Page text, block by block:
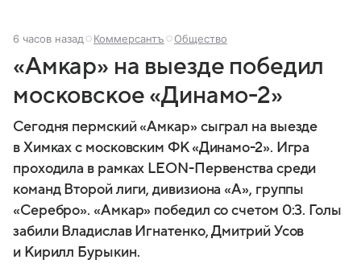
6 часов назад Коммерсантъ Общество
«Амкар» на выезде победил
московское «Динамо-2»
Сегодня пермский «Амкар» сыграл на выезде
в Химках с московским ФК «Динамо-2». Игра
проходила в рамках LEON-Первенства среди
команд Второй лиги, дивизиона «А», группы
«Серебро». «Амкар» победил со счетом 0:3. Голы
забили Владислав Игнатенко, Дмитрий Усов
и Кирилл Бурыкин.